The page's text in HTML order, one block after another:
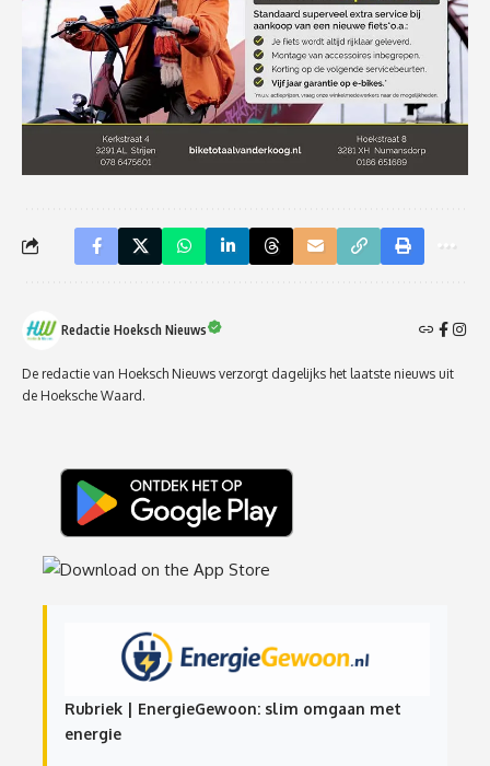
Redactie Hoeksch Nieuws
De redactie van Hoeksch Nieuws verzorgt dagelijks het laatste nieuws uit
de Hoeksche Waard.
Rubriek | EnergieGewoon: slim omgaan met
energie